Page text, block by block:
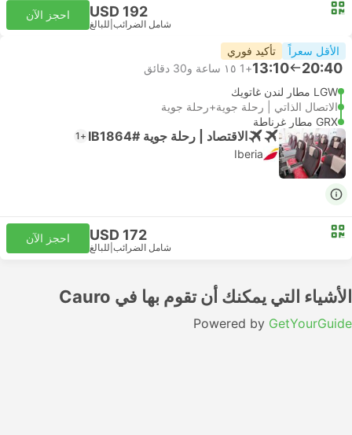
USD 192
شامل الضرائب للبالغ
احجز الآن
الأقل سعراً تأكيد فوري
20:40
13:10
+1
١٥ ساعة و‫30 دقائق
LGW مطار لندن غاتويك
الاتصال الذاتي | رحلة جوية+رحلة جوية
GRX مطار غرناطة
الاقتصاد | رحلة جوية #IB1864 +1
Iberia
USD 172
شامل الضرائب للبالغ
احجز الآن
الأشياء التي يمكنك أن تقوم بها في Cauro
Powered by GetYourGuide